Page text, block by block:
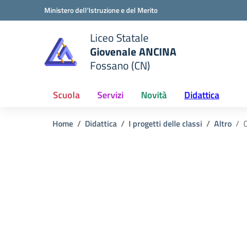
Vai ai contenuti
Vai al menu di navigazioneMinistero dell'Istruzione e del Merito
scuola
Liceo Statale
Giovenale ANCINA
Fossano (CN)
Scuola Servizi Novità Didattica
Home Didattica I progetti delle classi Altro